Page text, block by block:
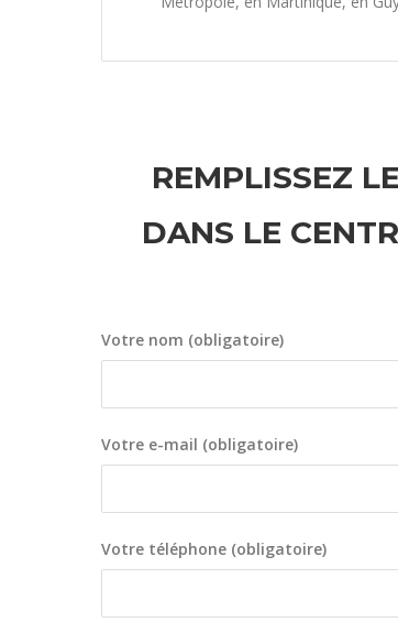
REMPLISSEZ
DANS LE
Votre nom (obligatoire)
Votre e-mail (obligatoire)
Votre téléphone (obligatoire)